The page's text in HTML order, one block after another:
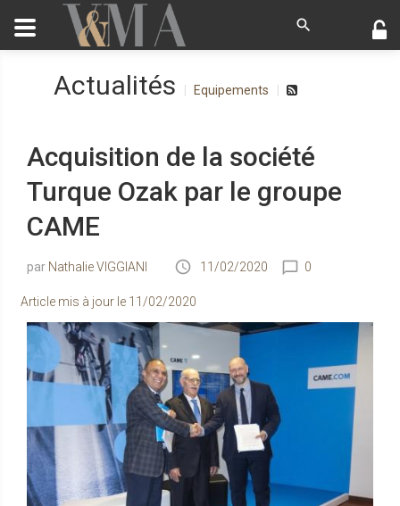
Actualités Equipements
Acquisition de la société
Turque Ozak par le groupe
CAME
Nathalie VIGGIANI 11/02/2020 0
Article mis à jour le 11/02/2020